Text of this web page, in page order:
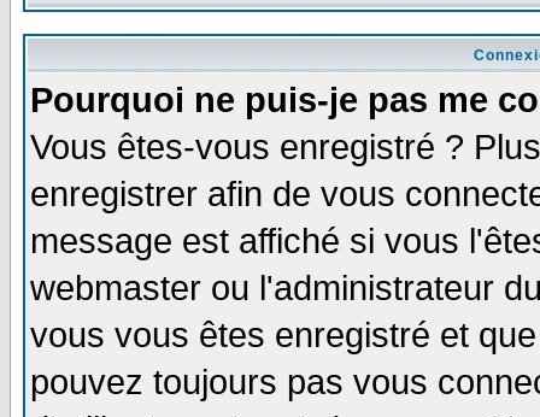
Pourquoi ne puis-je pas me
Vous êtes-vous enregistré ?
enregistrer afin de vous
message est affiché si vous
webmaster ou l'administrateur
vous vous êtes enregistré et
pouvez toujours pas vous